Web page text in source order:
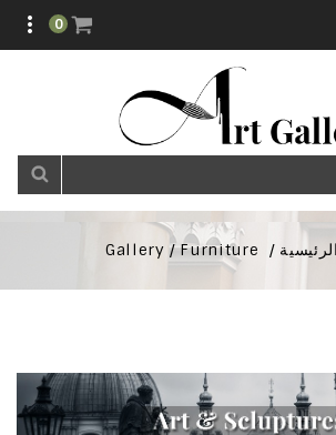
0

Gallery Furniture